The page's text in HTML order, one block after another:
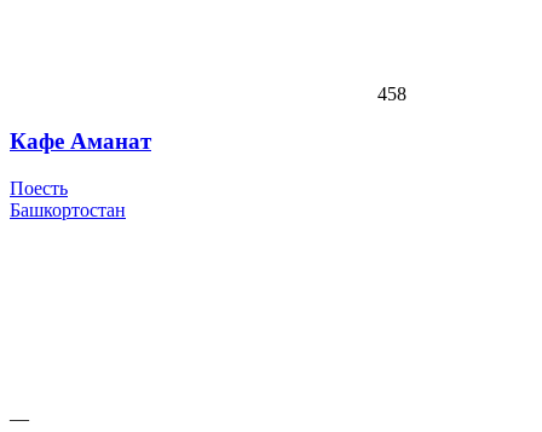
458
Кафе Аманат
Поесть
Башкортостан
—